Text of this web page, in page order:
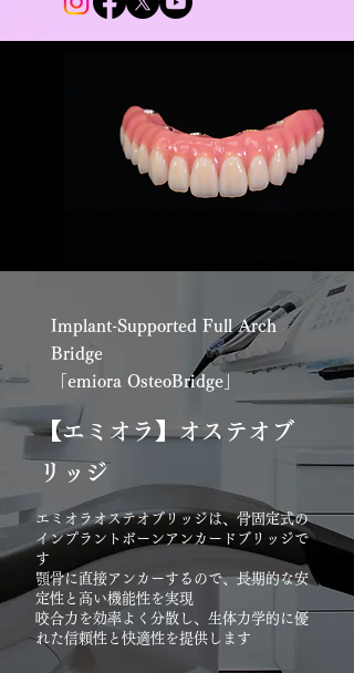
【エミオラ】オステオブ
リッジ
エミオラオステオブリッジは、骨固定式の
インプラントボーンアンカードブリッジで
す
顎骨に直接アンカーするので、長期的な安
定性と高い機能性を実現
咬合力を効率よく分散し、生体力学的に優
れた信頼性と快適性を提供します
Implant-Supported Full Arch
Bridge
「emiora OsteoBridge」